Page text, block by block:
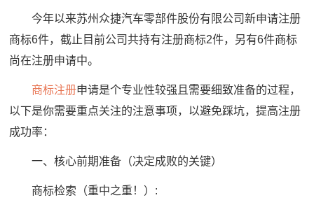
今年以来苏州众捷汽车零部件股份有限公司新申请注册
商标6件，截止目前公司共持有注册商标2件，另有6件商标
尚在注册申请中。
商标注册申请是个专业性较强且需要细致准备的过程，
以下是你需要重点关注的注意事项，以避免踩坑，提高注册
成功率：
一、核心前期准备（决定成败的关键）
商标检索（重中之重！）: